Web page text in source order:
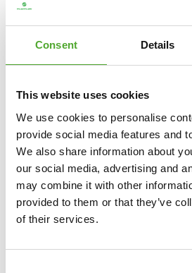
Consent Details
This website uses cookies
We use cookies to personalise
provide social media features and
We also share information about
our social media, advertising and
may combine it with other
provided to them or that they’ve
of their services.
VERGELIJK